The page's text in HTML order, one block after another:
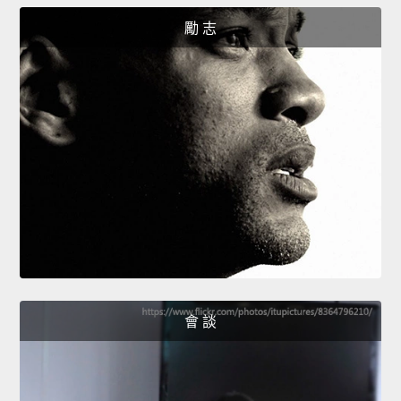
勵 志
會 談